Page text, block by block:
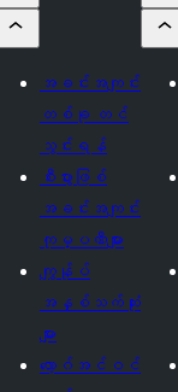
အခင်းအကျင်း
တစ်ခု တင်
သွင်းရန်
စီးပွားဖြစ်
အခင်းအကျင်း
ကုမ္ပဏီများ
ကျွန်ုပ်
အနှစ်သက်ဆုံး
များ
လော့ဂ်အင်ဝင်